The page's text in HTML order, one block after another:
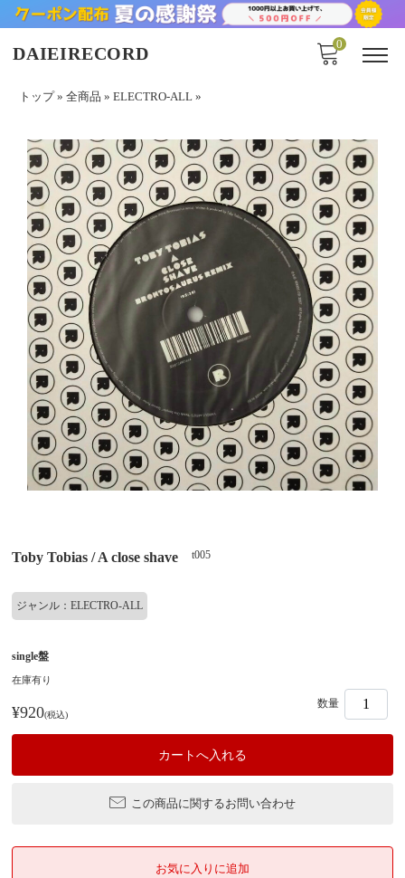
DAIEIRECORD 0
トップ» 全商品 » ELECTRO-ALL »
Toby Tobias / A close shave t005
ジャンル：ELECTRO-ALL
single盤
在庫有り
¥920(税込)
数量
この商品に関するお問い合わせ